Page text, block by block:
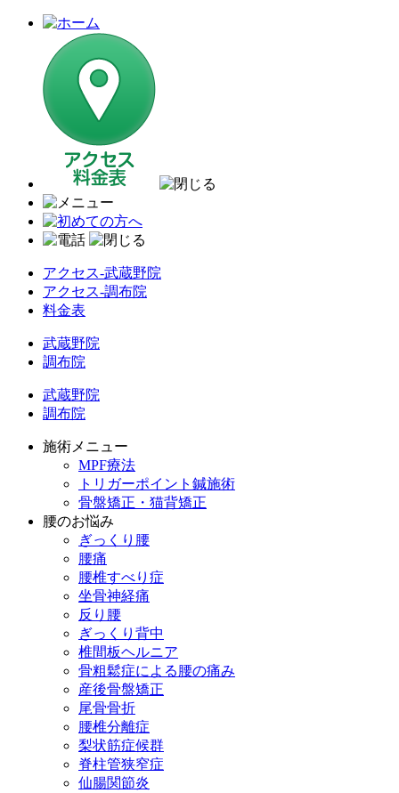
アクセス-武蔵野院
アクセス-調布院
料金表
武蔵野院
調布院
武蔵野院
調布院
施術メニュー
MPF療法
トリガーポイント鍼施術
骨盤矯正・猫背矯正
腰のお悩み
ぎっくり腰
腰痛
腰椎すべり症
坐骨神経痛
反り腰
ぎっくり背中
椎間板ヘルニア
骨粗鬆症による腰の痛み
産後骨盤矯正
尾骨骨折
腰椎分離症
梨状筋症候群
脊柱管狭窄症
仙腸関節炎